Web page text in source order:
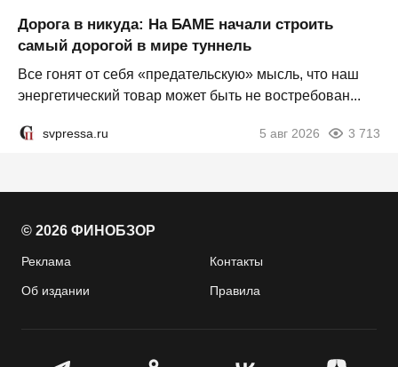
Дорога в никуда: На БАМЕ начали строить
самый дорогой в мире туннель
Все гонят от себя «предательскую» мысль, что наш
энергетический товар может быть не востребован...
svpressa.ru 5 авг 2026 3 713
© 2026 ФИНОБЗОР
Реклама Контакты
Об издании Правила